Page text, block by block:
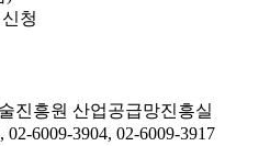
청
진흥원 산업공급망진흥실
6009-3904, 02-6009-3917